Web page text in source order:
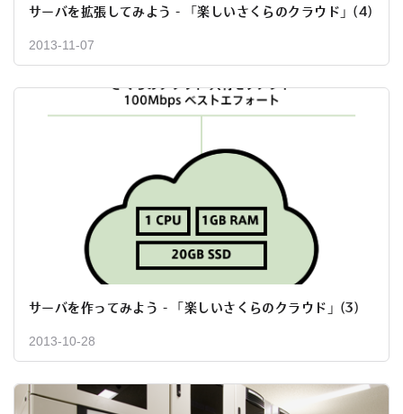
サーバを拡張してみよう - 「楽しいさくらのクラウド」(4)
2013-11-07
サーバを作ってみよう - 「楽しいさくらのクラウド」(3)
2013-10-28